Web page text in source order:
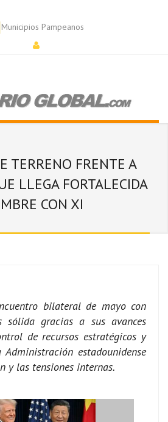
Municipios Pampeanos
TERRENO FRENTE A
LLEGA FORTALECIDA
CON XI
bilateral de mayo con
sólida gracias a sus avances
de recursos estratégicos y
estadounidense
y las tensiones internas.